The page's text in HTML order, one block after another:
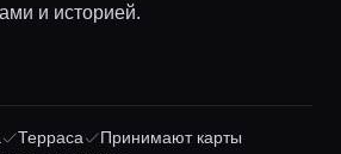
и историей.
Терраса
Принимают карты